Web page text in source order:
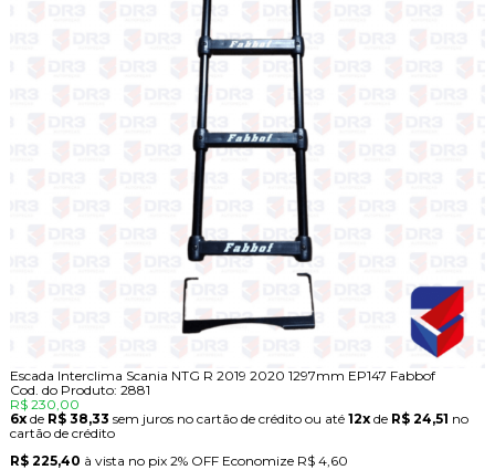
Escada Interclima Scania NTG R 2019 2020 1297mm EP147 Fabbof
Cod. do Produto: 2881
R$ 230,00
6xde R$ 38,33 sem juros no cartão de crédito ou até 12xde R$ 24,51 no
cartão de crédito
R$ 225,40 à vista no pix 2% OFF Economize R$ 4,60